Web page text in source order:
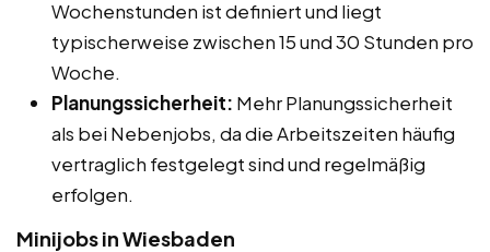
Wochenstunden ist definiert und liegt
typischerweise zwischen 15 und 30 Stunden pro
Woche.
Planungssicherheit: Mehr Planungssicherheit
als bei Nebenjobs, da die Arbeitszeiten häufig
vertraglich festgelegt sind und regelmäßig
erfolgen.
Minijobs in Wiesbaden